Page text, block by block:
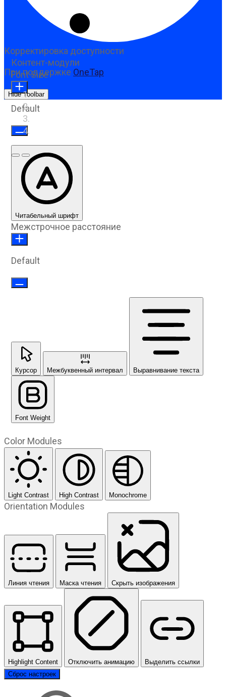
Предыдущий слайд
Следующий слайд
Корректировка доступности
При поддержке OneTap
Hide Toolbar
Контент-модули
Font Size
Default
Читабельный шрифт
Межстрочное расстояние
Default
Курсор Межбуквенный интервал Выравнивание текста
Font Weight
Color Modules
Light Contrast High Contrast Monochrome
Orientation Modules
Линия чтения Маска чтения Скрыть изображения
Highlight Content Отключить анимацию
Выделить ссылки
Сброс настроек